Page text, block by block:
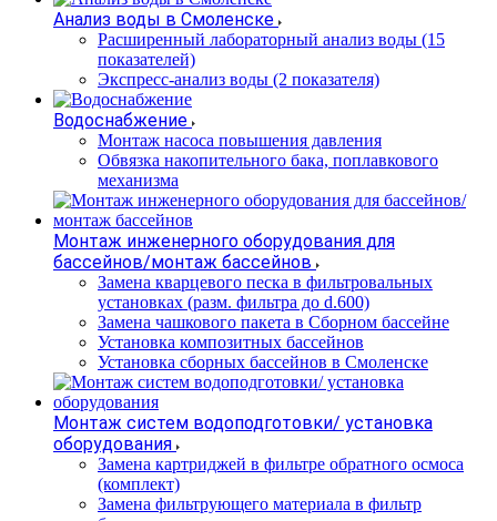
Анализ воды в Смоленске
Расширенный лабораторный анализ воды (15
показателей)
Экспресс-анализ воды (2 показателя)
Водоснабжение
Монтаж насоса повышения давления
Обвязка накопительного бака, поплавкового
механизма
Монтаж инженерного оборудования для
бассейнов/монтаж бассейнов
Замена кварцевого песка в фильтровальных
установках (разм. фильтра до d.600)
Замена чашкового пакета в Сборном бассейне
Установка композитных бассейнов
Установка сборных бассейнов в Смоленске
Монтаж систем водоподготовки/ установка
оборудования
Замена картриджей в фильтре обратного осмоса
(комплект)
Замена фильтрующего материала в фильтр